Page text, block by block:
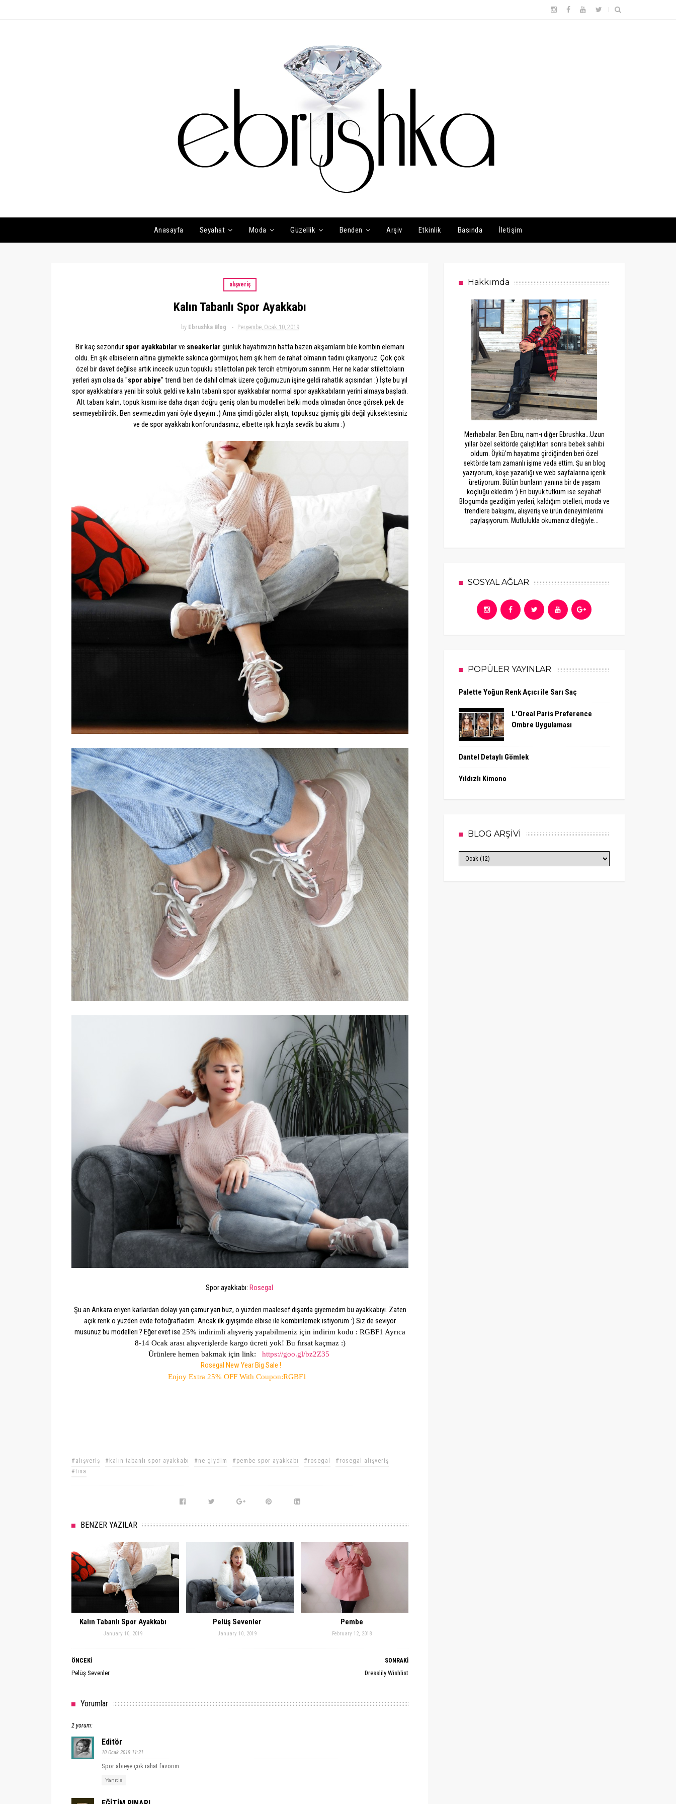
Anasayfa Seyahat Moda Güzellik Benden Arşiv Etkinlik Basında İletişim
alışveriş
Kalın Tabanlı Spor Ayakkabı
by Ebrushka Blog Perşembe, Ocak 10, 2019
Bir kaç sezondur spor ayakkabılar ve sneakerlar günlük hayatımızın hatta bazen akşamların bile kombin elemanı
oldu. En şık elbiselerin altına giymekte sakınca görmüyor, hem şık hem de rahat olmanın tadını çıkarıyoruz. Çok çok
özel bir davet değilse artık incecik uzun topuklu stilettoları pek tercih etmiyorum sanırım. Her ne kadar stilettoların
yerleri ayrı olsa da "spor abiye" trendi ben de dahil olmak üzere çoğumuzun işine geldi rahatlık açısından :) İşte bu yıl
spor ayakkabılara yeni bir soluk geldi ve kalın tabanlı spor ayakkabılar normal spor ayakkabıların yerini almaya başladı.
Alt tabanı kalın, topuk kısmı ise daha dışarı doğru geniş olan bu modelleri belki moda olmadan önce görsek pek de
sevmeyebilirdik. Ben sevmezdim yani öyle diyeyim :) Ama şimdi gözler alıştı, topuksuz giymiş gibi değil yüksektesiniz
ve de spor ayakkabı konforundasınız, elbette ışık hızıyla sevdik bu akımı :)
Spor ayakkabı: Rosegal
Şu an Ankara eriyen karlardan dolayı yarı çamur yarı buz, o yüzden maalesef dışarda giyemedim bu ayakkabıyı. Zaten
açık renk o yüzden evde fotoğrafladım. Ancak ilk giyişimde elbise ile kombinlemek istiyorum :) Siz de seviyor
musunuz bu modelleri ? Eğer evet ise 25% indirimli alışveriş yapabilmeniz için indirim kodu : RGBF1 Ayrıca
8-14 Ocak arası alışverişlerde kargo ücreti yok! Bu fırsat kaçmaz :)
Ürünlere hemen bakmak için link:
https://goo.gl/bz2Z35
Rosegal New Year Big Sale !
Enjoy Extra 25% OFF With Coupon:RGBF1
#alışveriş #kalın tabanlı spor ayakkabı #ne giydim #pembe spor ayakkabı #rosegal
#rosegal alışveriş
#tina
BENZER YAZILAR
Kalın Tabanlı Spor Ayakkabı
January 10, 2019
Pelüş Sevenler
January 10, 2019
Pembe
February 12, 2018
SONRAKİ
Dresslily Wishlist
ÖNCEKİ
Pelüş Sevenler
Yorumlar
2 yorum:
Editör
10 Ocak 2019 11:21
Spor abieye çok rahat favorim
Yanıtla
Hakkımda
Merhabalar. Ben Ebru, nam-ı diğer Ebrushka...Uzun
yıllar özel sektörde çalıştıktan sonra bebek sahibi
oldum. Öykü'm hayatıma girdiğinden beri özel
sektörde tam zamanlı işime veda ettim. Şu an blog
yazıyorum, köşe yazarlığı ve web sayfalarına içerik
üretiyorum. Bütün bunların yanına bir de yaşam
koçluğu ekledim :) En büyük tutkum ise seyahat!
Blogumda gezdiğim yerleri, kaldığım otelleri, moda ve
trendlere bakışımı, alışveriş ve ürün deneyimlerimi
paylaşıyorum. Mutlulukla okumanız dileğiyle...
SOSYAL AĞLAR
POPÜLER YAYINLAR
Palette Yoğun Renk Açıcı ile Sarı Saç
L'Oreal Paris Preference
Ombre Uygulaması
Dantel Detaylı Gömlek
Yıldızlı Kimono
BLOG ARŞİVİ